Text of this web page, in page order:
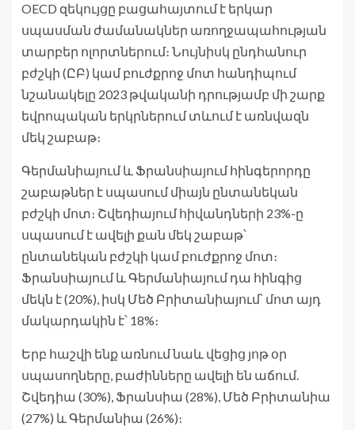
OECD զեկույցը բացահայտում է երկար
սպասման ժամանակներ առողջապահության
տարբեր ոլորտներում։ Նույնիսկ ընդհանուր
բժշկի (ԸԲ) կամ բուժքրոջ մոտ հանդիպում
նշանակելը 2023 թվականի դրությամբ մի շարք
եվրոպական երկրներում տևում է առնվազն
մեկ շաբաթ։
Գերմանիայում և Ֆրանսիայում հինգերորդը
շաբաթներ է սպասում միայն ընտանեկան
բժշկի մոտ։ Շվեդիայում հիվանդների 23%-ը
սպասում է ավելի քան մեկ շաբաթ՝
ընտանեկան բժշկի կամ բուժքրոջ մոտ։
Ֆրանսիայում և Գերմանիայում դա հինգից
մեկն է (20%), իսկ Մեծ Բրիտանիայում՝ մոտ այդ
մակարդակին է՝ 18%։
Երբ հաշվի ենք առնում նաև վեցից յոթ օր
սպասողները, բաժինները ավելի են աճում.
Շվեդիա (30%), Ֆրանսիա (28%), Մեծ Բրիտանիա
(27%) և Գերմանիա (26%)։